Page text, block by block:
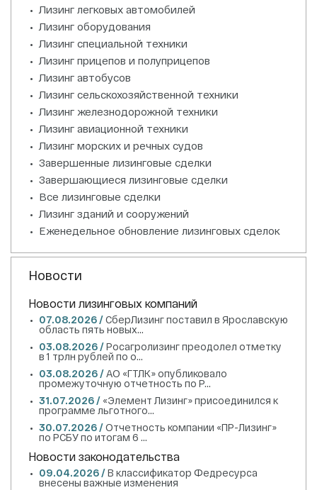
Лизинг легковых автомобилей
Лизинг оборудования
Лизинг специальной техники
Лизинг прицепов и полуприцепов
Лизинг автобусов
Лизинг сельскохозяйственной техники
Лизинг железнодорожной техники
Лизинг авиационной техники
Лизинг морских и речных судов
Завершенные лизинговые сделки
Завершающиеся лизинговые сделки
Все лизинговые сделки
Лизинг зданий и сооружений
Еженедельное обновление лизинговых сделок
Новости
Новости лизинговых компаний
07.08.2026 /СберЛизинг поставил в Ярославскую
область пять новых...
03.08.2026 /Росагролизинг преодолел отметку
в 1 трлн рублей по о...
03.08.2026 /АО «ГТЛК» опубликовало
промежуточную отчетность по Р...
31.07.2026 / «Элемент Лизинг» присоединился к
программе льготного...
30.07.2026 /Отчетность компании «ПР-Лизинг»
по РСБУ по итогам 6 ...
Новости законодательства
09.04.2026 /В классификатор Федресурса
внесены важные изменения